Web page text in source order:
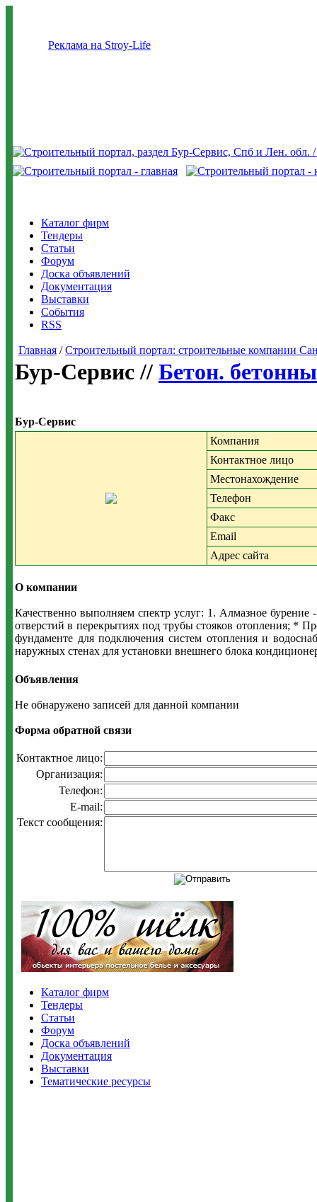
Реклама на Stroy-Life
Каталог фирм
Тендеры
Статьи
Форум
Доска объявлений
Документация
Выставки
События
RSS
Главная /Строительный портал: строительные компании
Бур-Сервис // Бетон.
Бур-Сервис
Компания
Контактное лицо
Местонахождение
Телефон
Факс
Email
Адрес сайта
О компании
Качественно выполняем спектр услуг: 1. Алмазное
отверстий в перекрытиях под трубы стояков отопления; *
фундаменте для подключения систем отопления и
наружных стенах для установки внешнего блока
Объявления
Не обнаружено записей для данной компании
Форма обратной связи
Контактное лицо:
Организация:
Телефон:
E-mail:
Текст сообщения:
Каталог фирм
Тендеры
Статьи
Форум
Доска объявлений
Документация
Выставки
Тематические ресурсы